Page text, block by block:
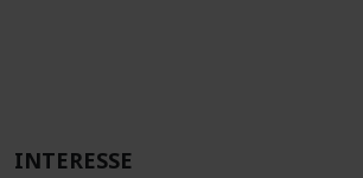
INTERESSE